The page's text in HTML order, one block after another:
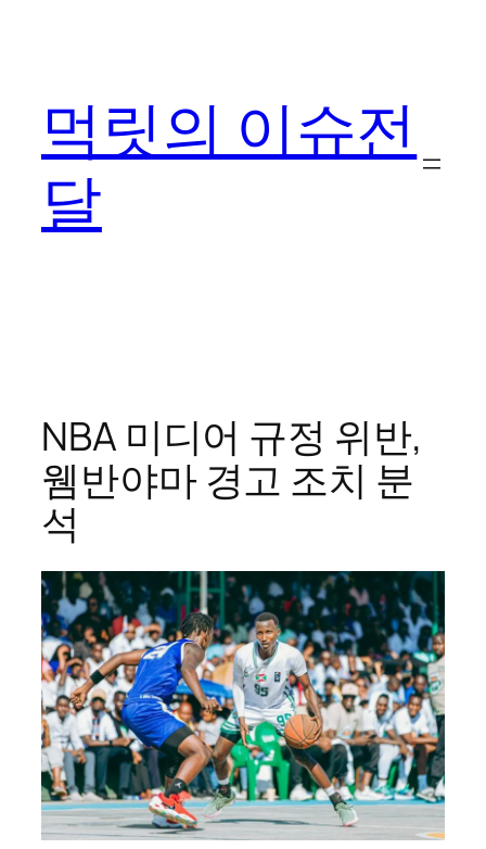
먹릿의 이슈전
달
NBA 미디어 규정 위반,
웸반야마 경고 조치 분
석